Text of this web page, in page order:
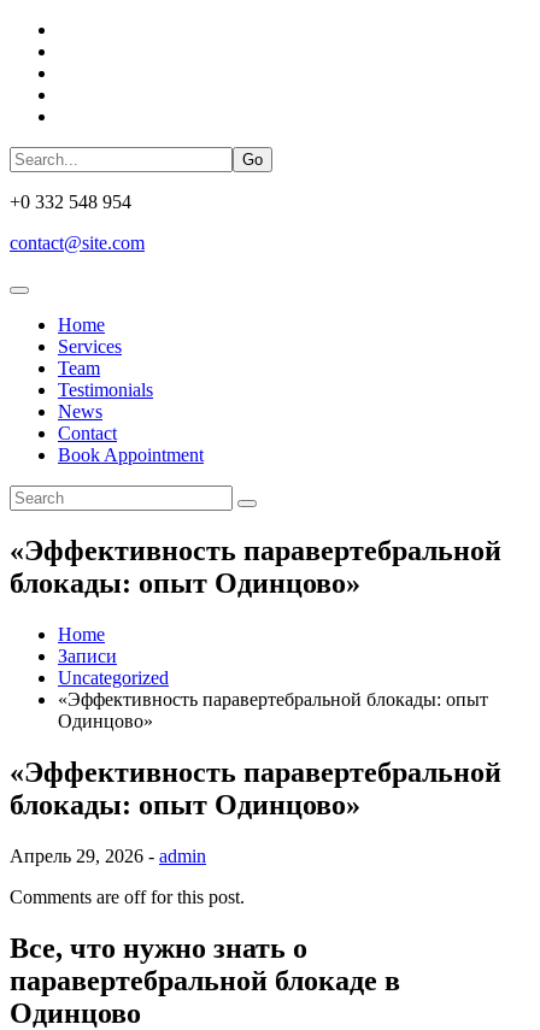
Go
+0 332 548 954
contact@site.com
Home
Services
Team
Testimonials
News
Contact
Book Appointment
«Эффективность паравертебральной
блокады: опыт Одинцово»
Home
Записи
Uncategorized
«Эффективность паравертебральной блокады: опыт
Одинцово»
«Эффективность паравертебральной
блокады: опыт Одинцово»
Апрель 29, 2026 - admin
Comments are off for this post.
Все, что нужно знать о
паравертебральной блокаде в
Одинцово